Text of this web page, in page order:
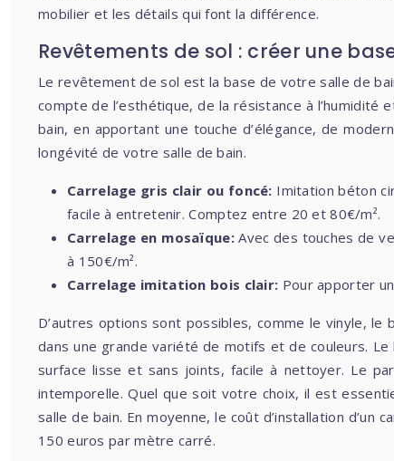
mobilier et les détails qui font la différence.
Revêtements de sol : créer une
Le revêtement de sol est la base de votre salle de
compte de l’esthétique, de la résistance à
bain, en apportant une touche d’élégance, de
longévité de votre salle de bain.
Carrelage gris clair ou foncé: Imitation béton
facile à entretenir. Comptez entre 20 et 80€/m².
Carrelage en mosaïque:Avec des touches de
à 150€/m².
Carrelage imitation bois clair: Pour apporter
D’autres options sont possibles, comme le vinyle,
dans une grande variété de motifs et de couleurs.
surface lisse et sans joints, facile à nettoyer. Le
intemporelle. Quel que soit votre choix, il est
salle de bain. En moyenne, le coût d’installation
150 euros par mètre carré.